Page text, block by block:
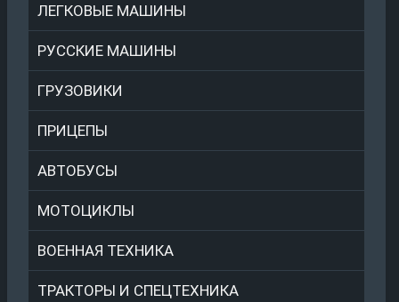
ЛЕГКОВЫЕ МАШИНЫ
РУССКИЕ МАШИНЫ
ГРУЗОВИКИ
ПРИЦЕПЫ
АВТОБУСЫ
МОТОЦИКЛЫ
ВОЕННАЯ ТЕХНИКА
ТРАКТОРЫ И СПЕЦТЕХНИКА